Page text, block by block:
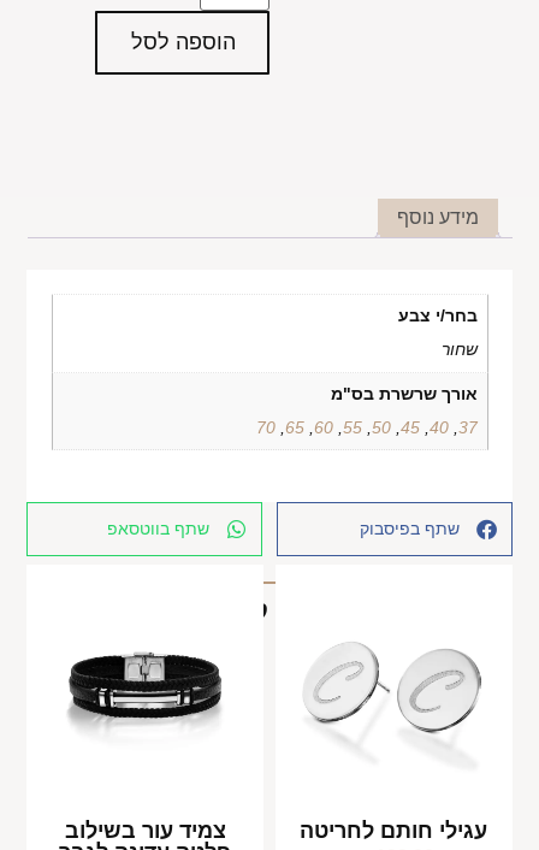
הוספה לסל
מידע נוסף
בחר/י צבע
שחור
אורך שרשרת בס"מ
37
,
40
,
45
,
50
,
55
,
60
,
65
,
70
שתף בפיסבוק שתף בווטסאפ
מוצרים קשורים
עגילי חותם לחריטה
צמיד עור בשילוב